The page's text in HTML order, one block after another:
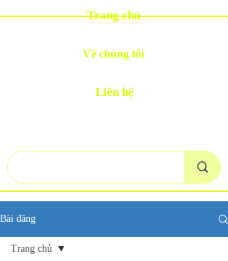
Trang chủ
Về chúng tôi
Liên hệ
Bài đăng
Trang chủ